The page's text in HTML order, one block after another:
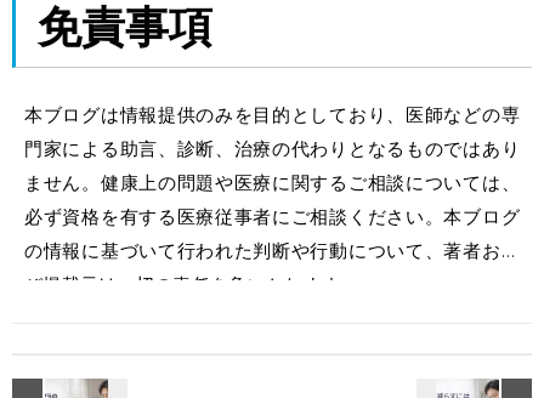
免責事項
本ブログは情報提供のみを目的としており、医師などの専
門家による助言、診断、治療の代わりとなるものではあり
ません。健康上の問題や医療に関するご相談については、
必ず資格を有する医療従事者にご相談ください。本ブログ
の情報に基づいて行われた判断や行動について、著者およ
び掲載元は一切の責任を負いかねます。